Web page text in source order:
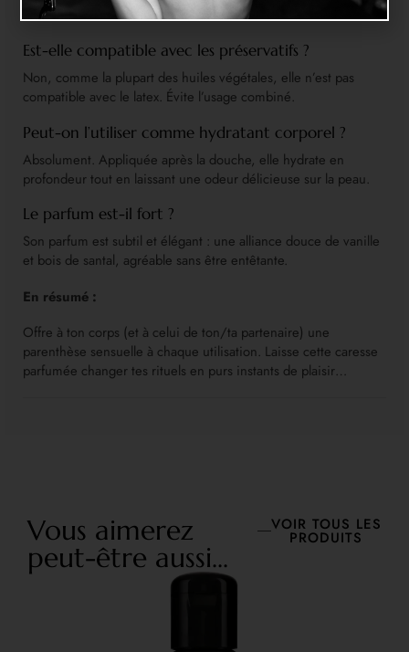
délicates.
Est-elle compatible avec les préservatifs ?
Non, comme la plupart des huiles végétales, elle n’est pas
compatible avec le latex. Évite l’usage combiné.
Peut-on l’utiliser comme hydratant corporel ?
Absolument. Appliquée après la douche, elle hydrate en
profondeur tout en laissant une odeur délicieuse sur la peau.
Le parfum est-il fort ?
Son parfum est subtil et élégant : une alliance douce de vanille
et bois de santal, agréable sans être entêtante.
En résumé :
Offre à ton corps (et à celui de ton/ta partenaire) une
parenthèse sensuelle à chaque utilisation. Laisse cette caresse
parfumée changer tes rituels en purs instants de plaisir…
Vous aimerez
peut-être aussi...
VOIR TOUS LES
PRODUITS